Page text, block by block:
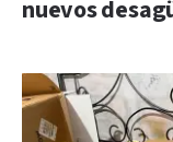
nuevos